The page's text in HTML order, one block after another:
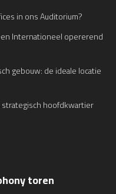
in ons Auditorium?
Internationeel opererend
gebouw: de ideale locatie
strategisch hoofdkwartier
toren